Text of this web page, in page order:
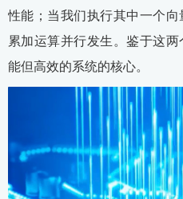
性能；当我们执行其中一个
累加运算并行发生。鉴于这
能但高效的系统的核心。